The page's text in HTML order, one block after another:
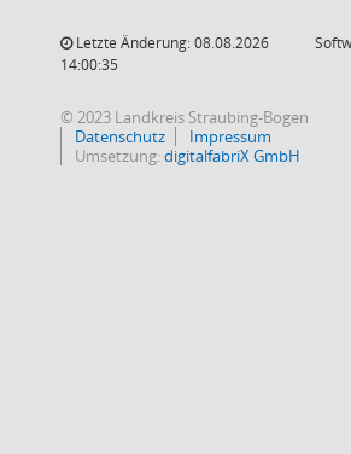
Letzte Änderung: 08.08.2026
14:00:35
© 2023 Landkreis Straubing-Bogen
Datenschutz
Impressum
Umsetzung:digitalfabriX GmbH